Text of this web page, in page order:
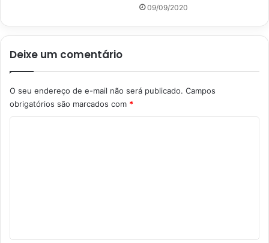
09/09/2020
Deixe um comentário
O seu endereço de e-mail não será publicado. Campos
obrigatórios são marcados com *